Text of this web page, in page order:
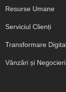
Resurse Umane
Serviciul Clienți
Transformare
Vânzări și Negocieri